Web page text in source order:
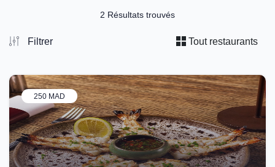
2 Résultats trouvés
Filtrer Tout restaurants
250 MAD